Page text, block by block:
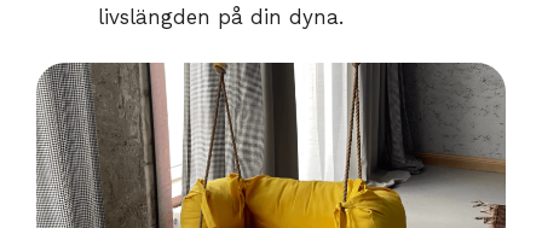
livslängden på din dyna.